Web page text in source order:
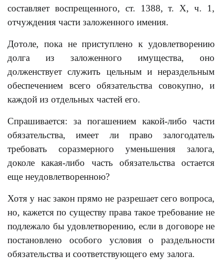
составляет воспрещенного, ст. 1388, т. Х, ч. 1,
отчуждения части заложенного имения.
Дотоле, пока не приступлено к удовлетворению
долга из заложенного имущества, оно
долженствует служить цельным и нераздельным
обеспечением всего обязательства совокупно, и
каждой из отдельных частей его.
Спрашивается: за погашением какой-либо части
обязательства, имеет ли право залогодатель
требовать соразмерного уменьшения залога,
доколе какая-либо часть обязательства остается
еще неудовлетворенною?
Хотя у нас закон прямо не разрешает сего вопроса,
но, кажется по существу права такое требование не
подлежало бы удовлетворению, если в договоре не
постановлено особого условия о раздельности
обязательства и соответствующего ему залога.